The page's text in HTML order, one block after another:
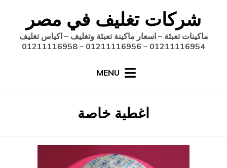
content
شركات تغليف في مصر
ماكينات تعبئة – اسعار ماكينة تعبئة وتغليف – اكياس تغليف
01211116954 – 01211116956 – 01211116958
MENU
الوسم
:
اغطية خاصة